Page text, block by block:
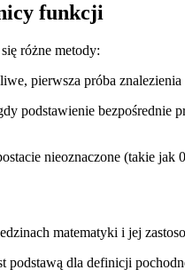
funkcji
różne metody:
pierwsza próba znalezienia
bezpośrednie
nieoznaczone (takie jak
matematyki i jej
dla definicji